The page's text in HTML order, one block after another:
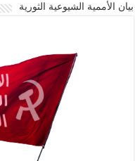
بيان الأممية الشيوعية الثورية